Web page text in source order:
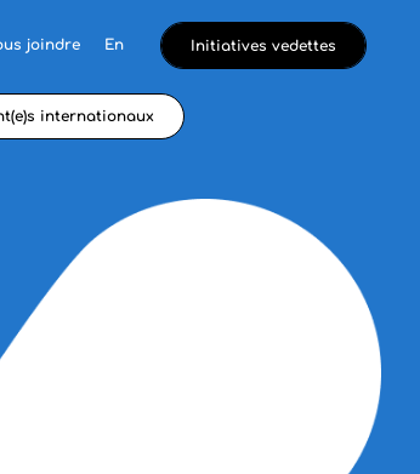
joindre En Initiatives vedettes
internationaux